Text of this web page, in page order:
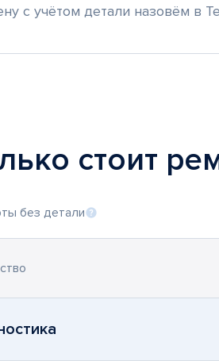
с учётом детали назовём в
стоит
без детали